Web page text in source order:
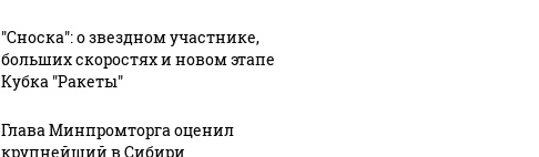
"Сноска": о звездном участнике,
больших скоростях и новом этапе
Кубка "Ракеты"
Глава Минпромторга оценил
крупнейший в Сибири